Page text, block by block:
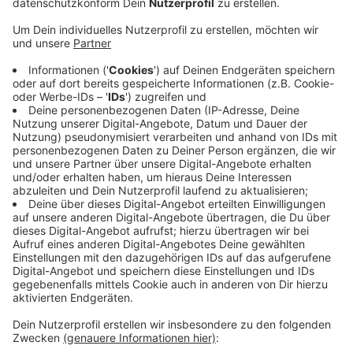
Anzeige
Seine Nachfolge steht noch nicht fest, kommissarisch
wird seine Stellvertreterin Miriam Brauns die Leitung
der Kölner Polizei übernehmen.
Jacob hatte 2017 mit dem Plan sein Amt angetreten,
nach den Übergriffen in der Silvesternacht 2015 auf
16 auf der Kölner Domplatte wieder Vertrauen in die
Kölner Polizei aufzubauen. Am prägendsten für seine
Amtszeit in Köln dürften die Ermittlungen der BAO
Berg rund um den Missbrauchsprozess Bergisch
Gladbach gewesen sein.